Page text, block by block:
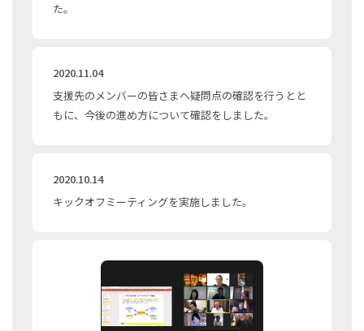
た。
2020.11.04
支援先のメンバーの皆さまへ疑問点の確認を行うとと
もに、今後の進め方について確認をしました。
2020.10.14
キックオフミーティングを実施しました。